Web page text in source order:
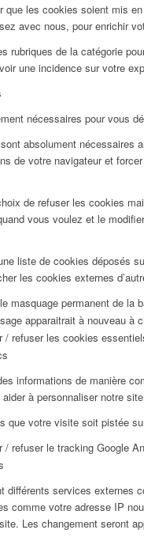
que les cookies soient mis
avec nous, pour enrichir
rubriques de la catégorie
une incidence sur votre
nécessaires pour vous
absolument nécessaires
de votre navigateur et
de refuser les cookies
vous voulez et le
liste de cookies déposés
les cookies externes
masquage permanent de
apparaitrait à nouveau à
/ refuser les cookies
informations de manière
à personnaliser notre
que votre visite soit pistée
/ refuser le tracking Google
différents services externes
comme votre adresse IP
Les changement seront